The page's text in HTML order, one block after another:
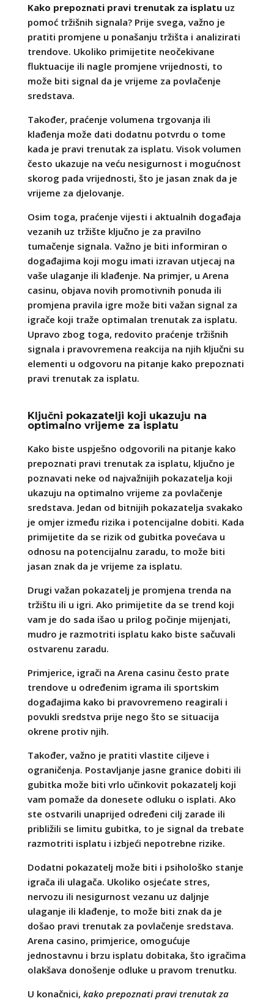
Kako prepoznati pravi trenutak za isplatuuz
pomoć tržišnih signala? Prije svega, važno je
pratiti promjene u ponašanju tržišta i analizirati
trendove. Ukoliko primijetite neočekivane
fluktuacije ili nagle promjene vrijednosti, to
može biti signal da je vrijeme za povlačenje
sredstava.
Također, praćenje volumena trgovanja ili
klađenja može dati dodatnu potvrdu o tome
kada je pravi trenutak za isplatu. Visok volumen
često ukazuje na veću nesigurnost i mogućnost
skorog pada vrijednosti, što je jasan znak da je
vrijeme za djelovanje.
Osim toga, praćenje vijesti i aktualnih događaja
vezanih uz tržište ključno je za pravilno
tumačenje signala. Važno je biti informiran o
događajima koji mogu imati izravan utjecaj na
vaše ulaganje ili klađenje. Na primjer, u Arena
casinu, objava novih promotivnih ponuda ili
promjena pravila igre može biti važan signal za
igrače koji traže optimalan trenutak za isplatu.
Upravo zbog toga, redovito praćenje tržišnih
signala i pravovremena reakcija na njih ključni su
elementi u odgovoru na pitanje kako prepoznati
pravi trenutak za isplatu.
Ključni pokazatelji koji ukazuju na
optimalno vrijeme za isplatu
Kako biste uspješno odgovorili na pitanje kako
prepoznati pravi trenutak za isplatu, ključno je
poznavati neke od najvažnijih pokazatelja koji
ukazuju na optimalno vrijeme za povlačenje
sredstava. Jedan od bitnijih pokazatelja svakako
je omjer između rizika i potencijalne dobiti. Kada
primijetite da se rizik od gubitka povećava u
odnosu na potencijalnu zaradu, to može biti
jasan znak da je vrijeme za isplatu.
Drugi važan pokazatelj je promjena trenda na
tržištu ili u igri. Ako primijetite da se trend koji
vam je do sada išao u prilog počinje mijenjati,
mudro je razmotriti isplatu kako biste sačuvali
ostvarenu zaradu.
Primjerice, igrači na Arena casinu često prate
trendove u određenim igrama ili sportskim
događajima kako bi pravovremeno reagirali i
povukli sredstva prije nego što se situacija
okrene protiv njih.
Također, važno je pratiti vlastite ciljeve i
ograničenja. Postavljanje jasne granice dobiti ili
gubitka može biti vrlo učinkovit pokazatelj koji
vam pomaže da donesete odluku o isplati. Ako
ste ostvarili unaprijed određeni cilj zarade ili
približili se limitu gubitka, to je signal da trebate
razmotriti isplatu i izbjeći nepotrebne rizike.
Dodatni pokazatelj može biti i psihološko stanje
igrača ili ulagača. Ukoliko osjećate stres,
nervozu ili nesigurnost vezanu uz daljnje
ulaganje ili klađenje, to može biti znak da je
došao pravi trenutak za povlačenje sredstava.
Arena casino, primjerice, omogućuje
jednostavnu i brzu isplatu dobitaka, što igračima
olakšava donošenje odluke u pravom trenutku.
U konačnici, kako prepoznati pravi trenutak za